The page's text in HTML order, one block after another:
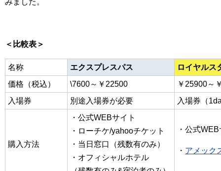
＜比較表＞
名称 エクスプレスパス
ロイヤルス
価格（税込）
\7600～￥22500
￥25900～
入場券
別途入場券が必要 入場券（
購入方法
・公式WEBサイト
・ローチケ/yahooチケット
・当日窓口（残数有のみ）
・オフィシャルホテル
・公式
・ アメック